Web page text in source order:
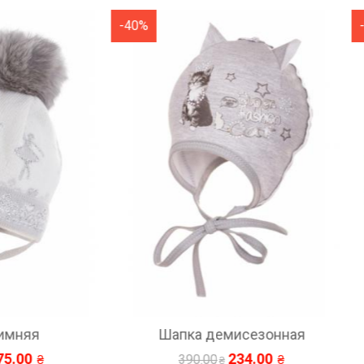
демисезонная
390.00
-40%
Шапка
390.00